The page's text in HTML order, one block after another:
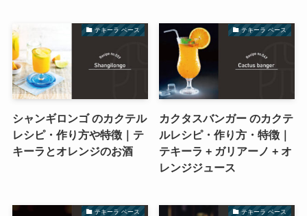
テキーラ ベース
シャンギロンゴ のカクテル
レシピ・作り方や特徴｜テ
キーラとオレンジのお酒
テキーラ ベース
カクタスバンガー のカクテ
ルレシピ・作り方・特徴｜
テキーラ + ガリアーノ + オ
レンジジュース
テキーラ ベース テキーラ ベース